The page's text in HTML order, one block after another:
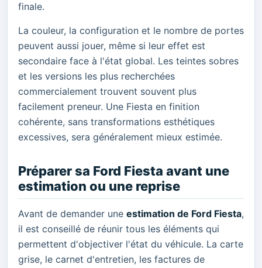
finale.
La couleur, la configuration et le nombre de portes
peuvent aussi jouer, même si leur effet est
secondaire face à l'état global. Les teintes sobres
et les versions les plus recherchées
commercialement trouvent souvent plus
facilement preneur. Une Fiesta en finition
cohérente, sans transformations esthétiques
excessives, sera généralement mieux estimée.
Préparer sa Ford Fiesta avant une
estimation ou une reprise
Avant de demander une estimation de Ford Fiesta,
il est conseillé de réunir tous les éléments qui
permettent d'objectiver l'état du véhicule. La carte
grise, le carnet d'entretien, les factures de